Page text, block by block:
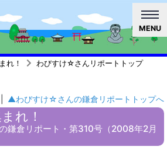
MENU
れ！
わびすけ☆さんリポートトップ
▲わびすけ☆さんの鎌倉リポートトップへ
れ！
鎌倉リポート・第310号（2008年2月